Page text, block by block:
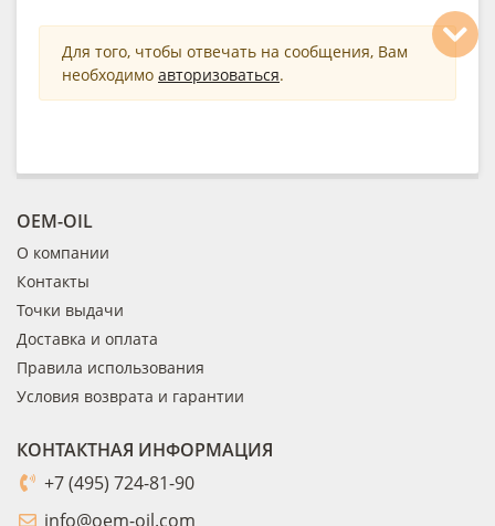
Для того, чтобы отвечать на сообщения, Вам
необходимо авторизоваться.
OEM-OIL
О компании
Контакты
Точки выдачи
Доставка и оплата
Правила использования
Условия возврата и гарантии
КОНТАКТНАЯ ИНФОРМАЦИЯ
+7 (495) 724-81-90
info@oem-oil.com